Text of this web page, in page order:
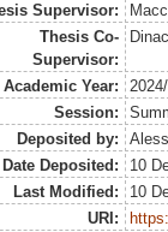
Supervisor:
Thesis Co-
Supervisor:
Academic Year:
Session:
Deposited by:
Date Deposited:
10
Last Modified:
10
URI: